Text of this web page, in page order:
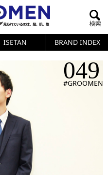
ISETAN BRAND INDEX
049
#GROOMEN